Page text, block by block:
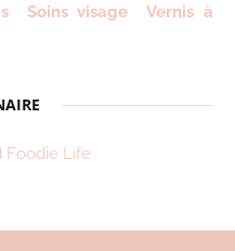
Soins visage
Vernis à
Foodie Life